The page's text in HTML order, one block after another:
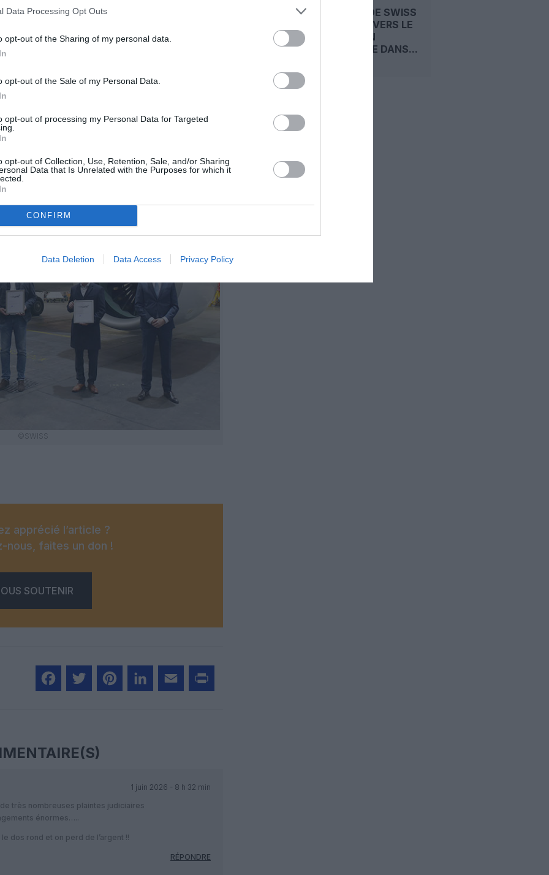
Data Processing Opt Outs
opt-out of the Sharing of my personal data.
opt-out of the Sale of my Personal Data.
opt-out of processing my Personal Data for Targeted
opt-out of Collection, Use, Retention, Sale, and/or Sharing
Data that Is Unrelated with the Purposes for which it
CONFIRM
Data Deletion Data Access Privacy Policy
structurelles plutôt que des ajustements
motoristes
de SWISS, qui exploite au total 30
21 A220‑300) pour desservir des routes à la
parfois contraints. Le fait que la compagnie
il y a moins de dix ans illustre le poids
et la difficulté à concilier fiabilité, performance
©SWISS
apprécié l’article ?
nous, faites un don !
SOUTENIR
1 juin 2026 - 8 h 32 min
très nombreuses plaintes judiciaires
énormes…..
dos rond et on perd de l’argent !!
RÉPONDRE
UN A330 DE SWISS
DÉROUTÉ VERS LE
MAINE : UN
« INCENDIE DANS...